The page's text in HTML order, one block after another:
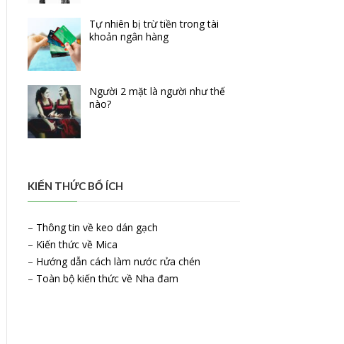
Tự nhiên bị trừ tiền trong tài
khoản ngân hàng
Người 2 mặt là người như thế
nào?
KIẾN THỨC BỔ ÍCH
– Thông tin về keo dán gạch
– Kiến thức về Mica
– Hướng dẫn cách làm nước rửa chén
– Toàn bộ kiến thức về Nha đam